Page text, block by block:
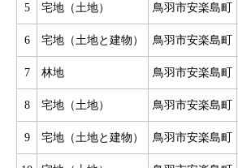
5 宅地（土地） 鳥羽市安楽島町
6 宅地（土地と建物） 鳥羽市安楽島町
7 林地 鳥羽市安楽島町
8 宅地（土地） 鳥羽市安楽島町
9 宅地（土地と建物） 鳥羽市安楽島町